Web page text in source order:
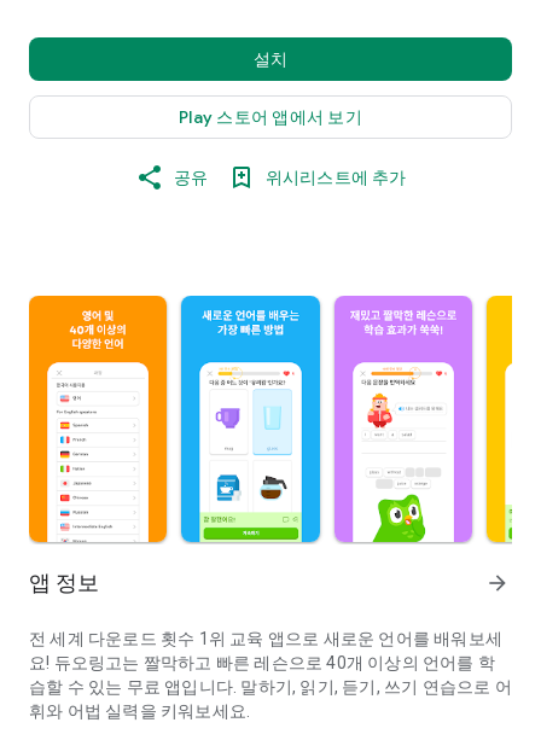
설치
Play 스토어 앱에서 보기
공유 위시리스트에 추가
앱 정보 arrow_forward
전 세계 다운로드 횟수 1위 교육 앱으로 새로운 언어를 배워보세
요! 듀오링고는 짤막하고 빠른 레슨으로 40개 이상의 언어를 학
습할 수 있는 무료 앱입니다. 말하기, 읽기, 듣기, 쓰기 연습으로 어
휘와 어법 실력을 키워보세요.